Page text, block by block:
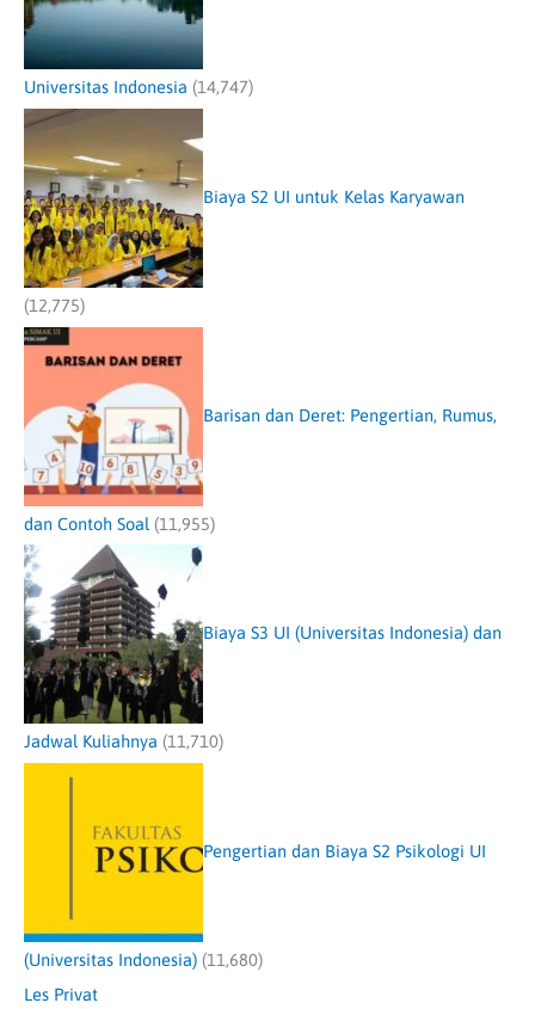
Universitas Indonesia (14,747)
Biaya S2 UI untuk Kelas Karyawan
(12,775)
Barisan dan Deret: Pengertian, Rumus,
dan Contoh Soal (11,955)
Biaya S3 UI (Universitas Indonesia) dan
Jadwal Kuliahnya (11,710)
Pengertian dan Biaya S2 Psikologi UI
(Universitas Indonesia) (11,680)
Les Privat